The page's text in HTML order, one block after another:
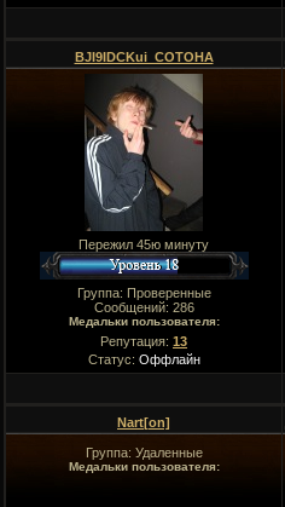
BJI9IDCKui_COTOHA
Пережил 45ю минуту
Группа: Проверенные
Сообщений: 286
Медальки пользователя:
Репутация: 13
Статус: Оффлайн
Nart[on]
Группа: Удаленные
Медальки пользователя: